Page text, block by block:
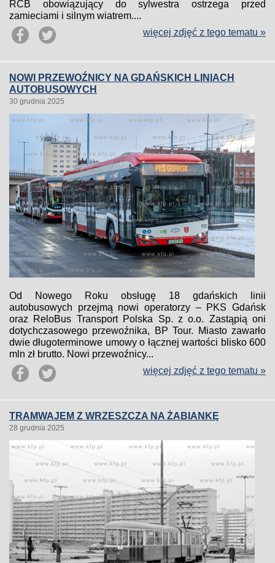
RCB obowiązujący do sylwestra ostrzega przed
zamieciami i silnym wiatrem....
więcej zdjęć z tego tematu »
NOWI PRZEWOŹNICY NA GDAŃSKICH LINIACH
AUTOBUSOWYCH
30 grudnia 2025
Od Nowego Roku obsługę 18 gdańskich linii
autobusowych przejmą nowi operatorzy – PKS Gdańsk
oraz ReloBus Transport Polska Sp. z o.o. Zastąpią oni
dotychczasowego przewoźnika, BP Tour. Miasto zawarło
dwie długoterminowe umowy o łącznej wartości blisko 600
mln zł brutto. Nowi przewoźnicy...
więcej zdjęć z tego tematu »
TRAMWAJEM Z WRZESZCZA NA ŻABIANKĘ
28 grudnia 2025